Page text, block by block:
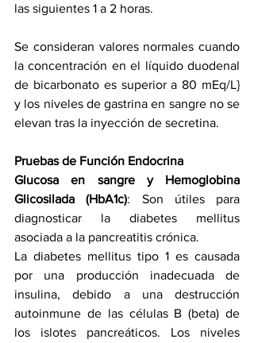
las siguientes 1 a 2 horas.
Se consideran valores normales cuando
la concentración en el líquido duodenal
de bicarbonato es superior a 80 mEq/L}
y los niveles de gastrina en sangre no se
elevan tras la inyección de secretina.
Pruebas de Función Endocrina
Glucosa en sangre y Hemoglobina
Glicosilada (HbA1c): Son útiles para
diagnosticar la diabetes mellitus
asociada a la pancreatitis crónica.
La diabetes mellitus tipo 1 es causada
por una producción inadecuada de
insulina, debido a una destrucción
autoinmune de las células B (beta) de
los islotes pancreáticos. Los niveles